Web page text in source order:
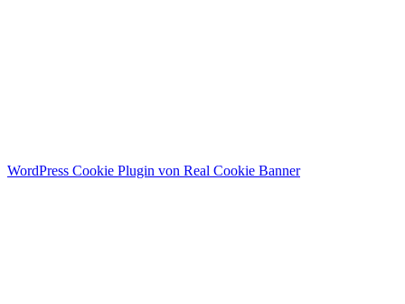
WordPress Cookie Plugin von Real Cookie Banner